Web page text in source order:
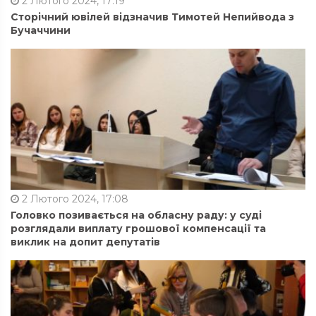
Сторічний ювілей відзначив Тимотей Непийвода з
Бучаччини
2 Лютого 2024, 17:08
Головко позивається на обласну раду: у суді
розглядали виплату грошової компенсації та
виклик на допит депутатів